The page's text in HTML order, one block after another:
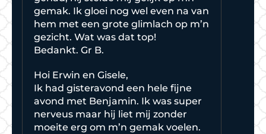
gemak. Ik gloei nog wel even na van
hem met een grote glimlach op m’n
gezicht. Wat was dat top!
Bedankt. Gr B.
Hoi Erwin en Gisele,
Ik had gisteravond een hele fijne
avond met Benjamin. Ik was super
nerveus maar hij liet mij zonder
moeite erg om m’n gemak voelen.